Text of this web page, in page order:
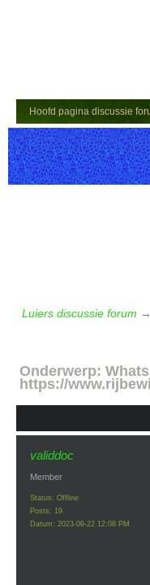
Hoofd pagina discussie
Luiers discussie forum →
Onderwerp:
https://
validdoc
Member
Status: Offline
Posts: 19
Datum: 2023-09-22 12:08 PM